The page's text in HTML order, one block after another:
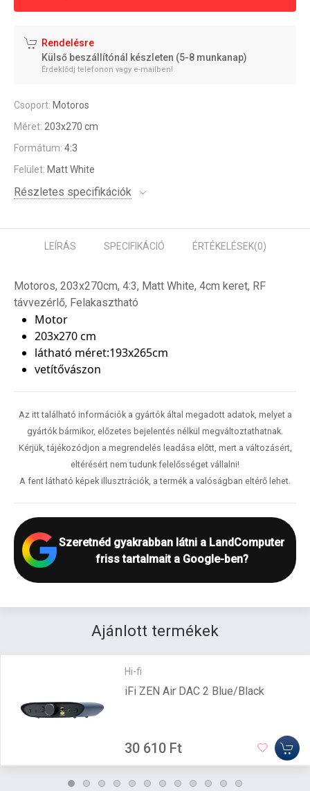
Rendelésre
Külső beszállítónál készleten (5-8 munkanap)
Érdeklődj telefonon vagy e-mailben!
Csoport: Motoros
Méret: 203x270 cm
Formátum: 4:3
Felület: Matt White
Részletes specifikációk
LEÍRÁS SPECIFIKÁCIÓ ÉRTÉKELÉSEK(0)
Motoros, 203x270cm, 4:3, Matt White, 4cm keret, RF
távvezérlő, Felakasztható
Motor
203x270 cm
látható méret:193x265cm
vetítővászon
Az itt található információk a gyártók által megadott adatok, melyet a
gyártók bármikor, előzetes bejelentés nélkül megváltoztathatnak.
Kérjük, tájékozódjon a megrendelés leadása előtt, mert a változásért,
eltérésért nem tudunk felelősséget vállalni!
A fent látható képek illusztrációk, a termék a valóságban eltérő lehet.
Szeretnéd gyakrabban látni a LandComputer
friss tartalmait a Google-ben?
Ajánlott termékek
Hi-fi
iFi ZEN Air DAC 2 Blue/Black
30 610 Ft